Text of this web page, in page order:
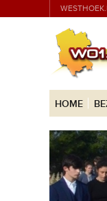
HOME